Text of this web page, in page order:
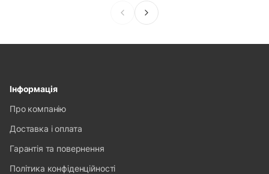
Інформація
Про компанію
Доставка і оплата
Гарантія та повернення
Політика конфіденційності